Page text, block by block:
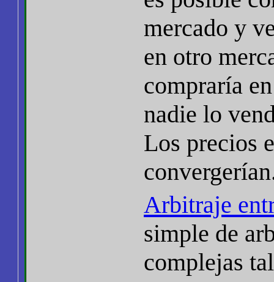
mercado y
en otro
compraría
nadie lo
Los precios
Arbitraje
simple de
complejas